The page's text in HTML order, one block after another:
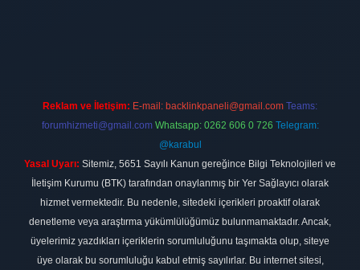
Reklam ve İletişim: E-mail: backlinkpaneli@gmail.com Teams:
forumhizmeti@gmail.com Whatsapp: 0262 606 0 726 Telegram:
@karabul
Yasal Uyarı: Sitemiz, 5651 Sayılı Kanun gereğince Bilgi Teknolojileri ve
İletişim Kurumu (BTK) tarafından onaylanmış bir Yer Sağlayıcı olarak
hizmet vermektedir. Bu nedenle, sitedeki içerikleri proaktif olarak
denetleme veya araştırma yükümlülüğümüz bulunmamaktadır. Ancak,
üyelerimiz yazdıkları içeriklerin sorumluluğunu taşımakta olup, siteye
üye olarak bu sorumluluğu kabul etmiş sayılırlar. Bu internet sitesi,